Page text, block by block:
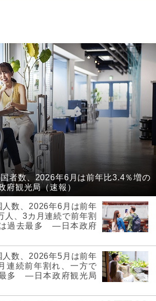
国者数、2026年6月は前年比3.4％増の
観光局（速報）
人数、2026年6月は前年
人、3カ月連続で前年割
過去最多 ―日本政府
人数、2026年5月は前年
連続前年割れ、一方で
多 ―日本政府観光局